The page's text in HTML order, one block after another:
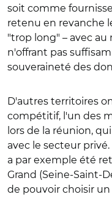
soit comme
retenu en revanche
"trop long" – avec au
n'offrant pas
souveraineté des
D'autres territoires
compétitif, l'un des
lors de la réunion,
avec le secteur
a par exemple été
Grand (Seine-Saint-
de pouvoir choisir